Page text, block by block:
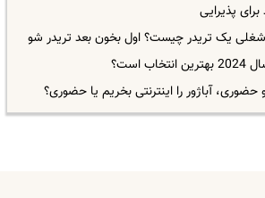
پذیرایی
یک تریدر چیست؟ اول بخون بعد تریدر شو
است؟
حضوری، آباژور را اینترنتی بخریم یا حضوری؟